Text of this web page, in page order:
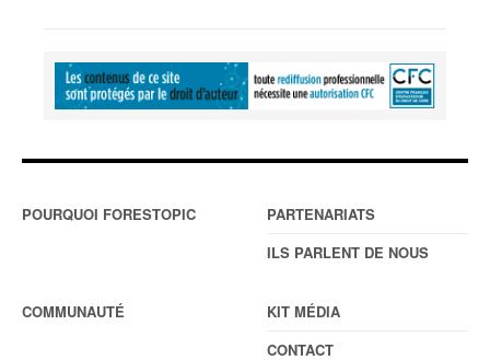
POURQUOI FORESTOPIC
PARTENARIATS
ILS PARLENT DE NOUS
COMMUNAUTÉ
KIT MÉDIA
CONTACT